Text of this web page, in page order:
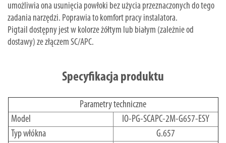
umożliwia ona usunięcia powłoki bez użycia przeznaczonych do tego
zadania narzędzi. Poprawia to komfort pracy instalatora.
Pigtail dostępny jest w kolorze żółtym lub białym (zależnie od
dostawy) ze złączem SC/APC.
Specyfikacja produktu
Parametry techniczne
Model
IO-PG-SCAPC-2M-G657-ESY
Typ włókna
G.657